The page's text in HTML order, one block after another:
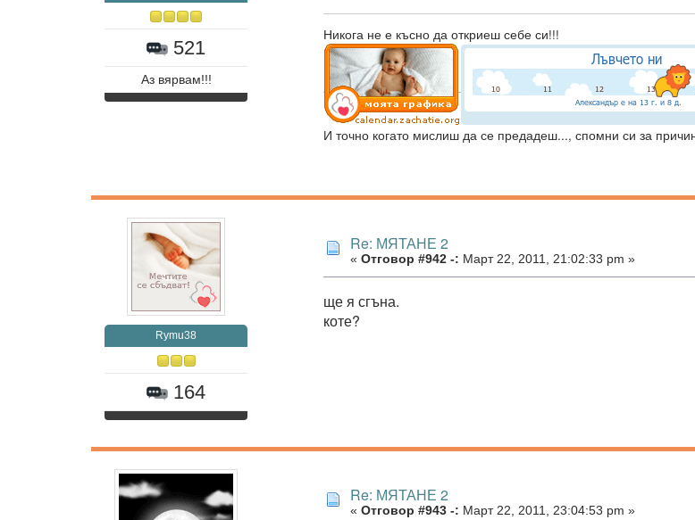
521
Аз вярвам!!!
Никога не е късно да откриеш себе си!!!
И точно когато мислиш да се предадеш..., спомни си за
Rymu38
164
Re: МЯТАНЕ 2
« Отговор #942 -: Март 22, 2011, 21:02:33 pm »
ще я сгъна.
коте?
Re: МЯТАНЕ 2
« Отговор #943 -: Март 22, 2011, 23:04:53 pm »